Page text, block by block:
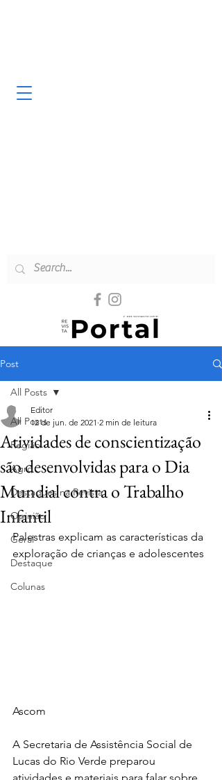
Post
All Posts
Região
Agro
Destaques na Revista
Opinião
Geral
Destaque
Colunas
All Posts
Atividades de conscientização
são desenvolvidas para o Dia
Mundial contra o Trabalho
Infantil
Editor
12 de jun. de 2021 2 min de leitura
Palestras explicam as características da
exploração de crianças e adolescentes
Ascom
A Secretaria de Assistência Social de
Lucas do Rio Verde preparou